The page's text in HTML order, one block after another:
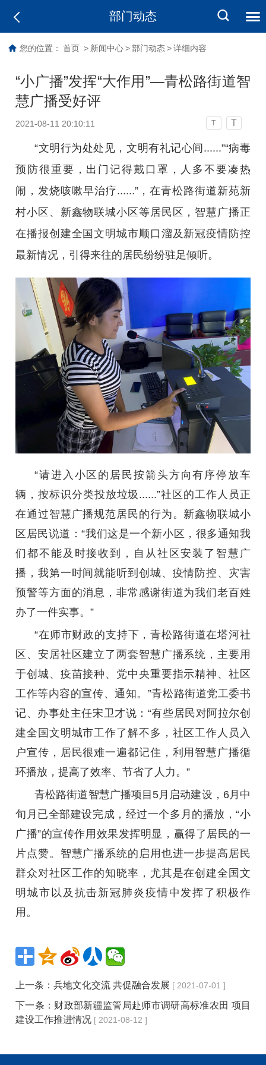
部门动态
您的位置： 首页 > 新闻中心 > 部门动态 > 详细内容
“小广播”发挥“大作用”—青松路街道智
慧广播受好评
2021-08-11 20:10:11 T T
“文明行为处处见，文明有礼记心间......”“病毒
预防很重要，出门记得戴口罩，人多不要凑热
闹，发烧咳嗽早治疗......”，在青松路街道新苑新
村小区、新鑫物联城小区等居民区，智慧广播正
在播报创建全国文明城市顺口溜及新冠疫情防控
最新情况，引得来往的居民纷纷驻足倾听。
“请进入小区的居民按箭头方向有序停放车
辆，按标识分类投放垃圾......”社区的工作人员正
在通过智慧广播规范居民的行为。新鑫物联城小
区居民说道：“我们这是一个新小区，很多通知我
们都不能及时接收到，自从社区安装了智慧广
播，我第一时间就能听到创城、疫情防控、灾害
预警等方面的消息，非常感谢街道为我们老百姓
办了一件实事。”
“在师市财政的支持下，青松路街道在塔河社
区、安居社区建立了两套智慧广播系统，主要用
于创城、疫苗接种、党中央重要指示精神、社区
工作等内容的宣传、通知。”青松路街道党工委书
记、办事处主任宋卫才说：“有些居民对阿拉尔创
建全国文明城市工作了解不多，社区工作人员入
户宣传，居民很难一遍都记住，利用智慧广播循
环播放，提高了效率、节省了人力。”
青松路街道智慧广播项目5月启动建设，6月中
旬月已全部建设完成，经过一个多月的播放，“小
广播”的宣传作用效果发挥明显，赢得了居民的一
片点赞。智慧广播系统的启用也进一步提高居民
群众对社区工作的知晓率，尤其是在创建全国文
明城市以及抗击新冠肺炎疫情中发挥了积极作
用。
上一条：兵地文化交流 共促融合发展 [ 2021-07-01 ]
下一条： 财政部新疆监管局赴师市调研高标准农田 项目
建设工作推进情况 [ 2021-08-12 ]